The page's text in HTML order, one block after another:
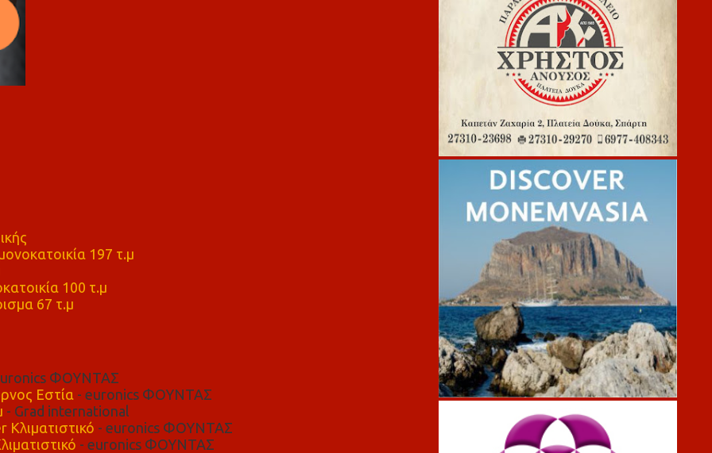
197 τ.μ
100 τ.μ
67 τ.μ
ΦΟΥΝΤΑΣ
Εστία - euronics ΦΟΥΝΤΑΣ
- Grad international
- euronics ΦΟΥΝΤΑΣ
- euronics ΦΟΥΝΤΑΣ